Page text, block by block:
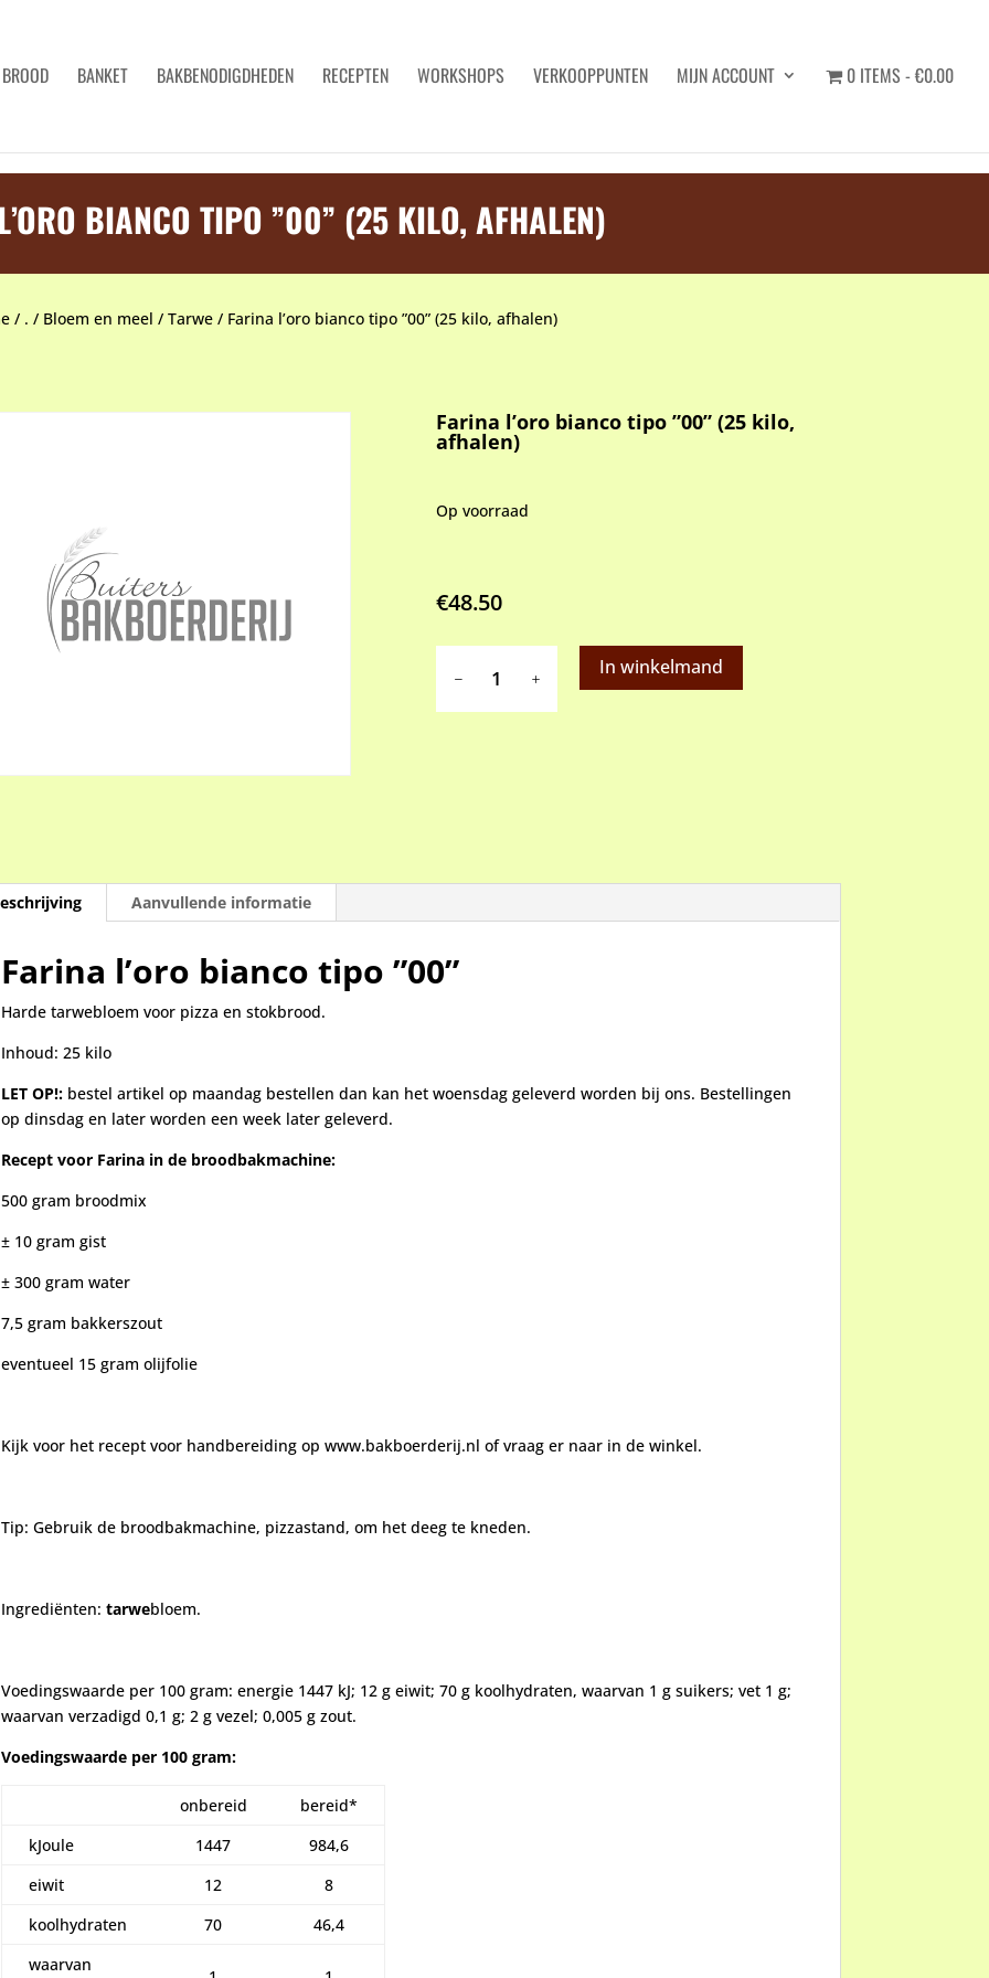
BROOD BANKET BAKBENODIGDHEDEN RECEPTEN WORKSHOPS VERKOOPPUNTEN MIJN ACCOUNT 0 ITEMS €0.00
BIANCO TIPO ”00” (25 KILO, AFHALEN)
/ . / Bloem en meel / Tarwe/ Farina l’oro bianco tipo ”00” (25 kilo, afhalen)
Farina l’oro bianco tipo ”00” (25 kilo,
afhalen)
Op voorraad
€48.50
l’oro
bianco
In winkelmand
Aanvullende informatie
Farina l’oro bianco tipo ”00”
Harde tarwebloem voor pizza en stokbrood.
Inhoud: 25 kilo
LET OP!:bestel artikel op maandag bestellen dan kan het woensdag geleverd worden bij ons. Bestellingen
op dinsdag en later worden een week later geleverd.
Recept voor Farina in de broodbakmachine:
500 gram broodmix
± 10 gram gist
± 300 gram water
7,5 gram bakkerszout
eventueel 15 gram olijfolie
Kijk voor het recept voor handbereiding op www.bakboerderij.nl of vraag er naar in de winkel.
Tip: Gebruik de broodbakmachine, pizzastand, om het deeg te kneden.
Ingrediënten: tarwebloem.
Voedingswaarde per 100 gram: energie 1447 kJ; 12 g eiwit; 70 g koolhydraten, waarvan 1 g suikers; vet 1 g;
waarvan verzadigd 0,1 g; 2 g vezel; 0,005 g zout.
Voedingswaarde per 100 gram:
onbereid
bereid*
kJoule
1447
984,6
eiwit
12
8
koolhydraten
70
46,4
waarvan